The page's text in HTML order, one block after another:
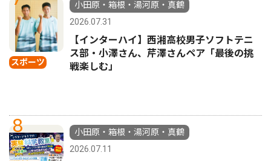
スポーツ
小田原・箱根・湯河原・真鶴
2026.07.31
【インターハイ】西湘高校男子ソフトテニ
ス部・小澤さん、芹澤さんペア「最後の挑
戦楽しむ」
8
小田原・箱根・湯河原・真鶴
2026.07.11